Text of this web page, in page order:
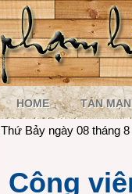
HOME TẢN MẠN
Thứ Bảy ngày 08 tháng
Công